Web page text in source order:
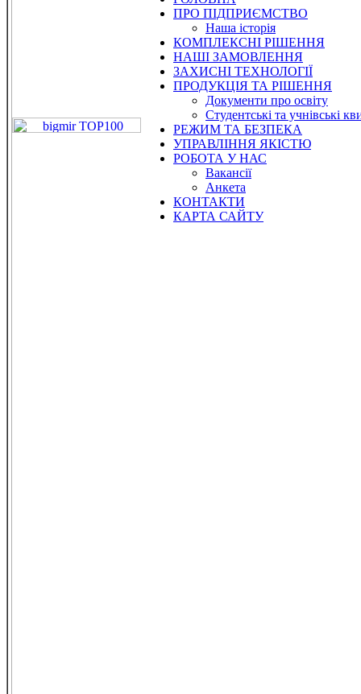
ПРО ПІДПРИЄМСТВО
Наша історія
КОМПЛЕКСНІ РІШЕННЯ
НАШІ ЗАМОВЛЕННЯ
ЗАХИСНІ ТЕХНОЛОГІЇ
ПРОДУКЦІЯ ТА РІШЕННЯ
Документи про освіту
Студентські та учнівські
РЕЖИМ ТА БЕЗПЕКА
УПРАВЛІННЯ ЯКІСТЮ
РОБОТА У НАС
Вакансії
Анкета
КОНТАКТИ
КАРТА САЙТУ